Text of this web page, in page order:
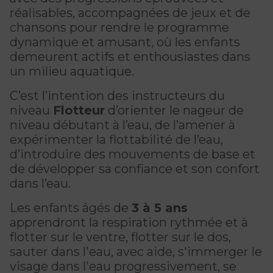
pour enfants
Inscriptions prioritaires : 17 août |
Inscriptions générales : 19 août
DEVENIR MEMBRE
Abonnement
Gym
Cours de groupe
Découvrir Kanawana
Installations
Notre équipe
Guide des parents
Expérience internationale
L'histoire de Kanawana
Ancien.ne.s de Kanawana
LES PROGRAMMES
Trouver un camp de vacances
Inscriptions prioritaires : 17 août |
Inscriptions générales : 19 août
INTERVENTION ET PRÉVENTION
Prévention des dépendances
PERSÉVÉRANCE SCOLAIRE
Passeport pour ma réussite
Soutien aux familles
Prévention du décrochage scolaire
CERTIFICATIONS PHYSIQUES
Entraînement privé
Entraînement de groupe
Aquaforme
Formation continue
Voir tout
QUALIFICATIONS AQUATIQUES ET SECOURISME
Sauvetage
Secourisme et RCR
RÉINTÉGRATION COMMUNAUTAIRE
Réinsertion sociale
Travaux compensatoires
Aide à l'emploi
Travail alternatif journalier
Voir tout
Dans la rue
À YUL Montréal-Trudeau
réalisables, accompagnées de jeux et de
chansons pour rendre le programme
dynamique et amusant, où les enfants
demeurent actifs et enthousiastes dans
un milieu aquatique.
C’est l’intention des instructeurs du
niveau Flotteur d’orienter le nageur de
niveau débutant à l’eau, de l’amener à
expérimenter la flottabilité de l’eau,
d’introduire des mouvements de base et
de développer sa confiance et son confort
dans l’eau.
Les enfants âgés de 3 à 5 ans
apprendront la respiration rythmée et à
flotter sur le ventre, flotter sur le dos,
sauter dans l'eau, avec aide, s'immerger le
visage dans l'eau progressivement, se